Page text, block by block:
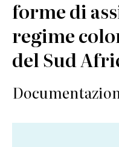
forme di
regime
del Sud